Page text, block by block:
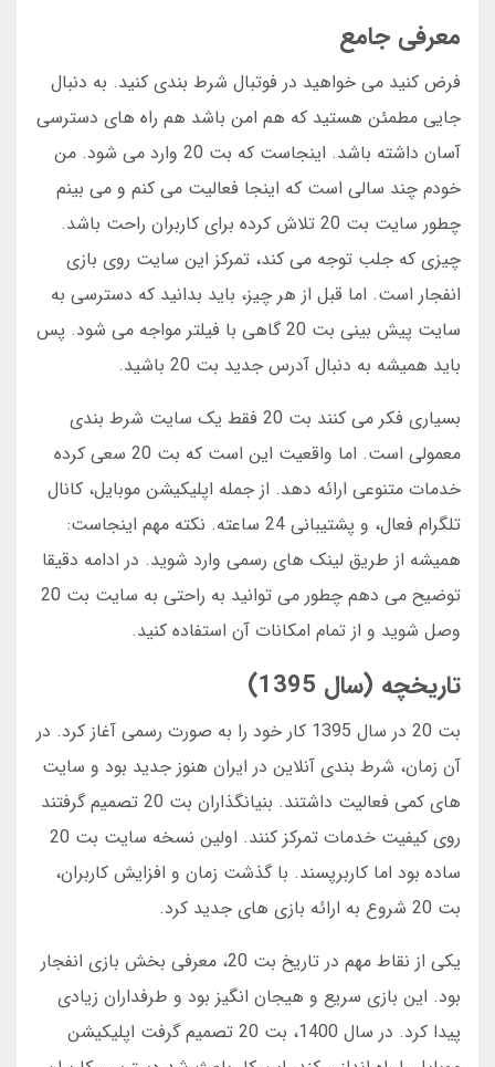
معرفی جامع
فرض کنید می خواهید در فوتبال شرط بندی کنید. به دنبال
جایی مطمئن هستید که هم امن باشد هم راه های دسترسی
آسان داشته باشد. اینجاست که بت 20 وارد می شود. من
خودم چند سالی است که اینجا فعالیت می کنم و می بینم
چطور سایت بت 20 تلاش کرده برای کاربران راحت باشد.
چیزی که جلب توجه می کند، تمرکز این سایت روی بازی
انفجار است. اما قبل از هر چیز، باید بدانید که دسترسی به
سایت پیش بینی بت 20 گاهی با فیلتر مواجه می شود. پس
باید همیشه به دنبال آدرس جدید بت 20 باشید.
بسیاری فکر می کنند بت 20 فقط یک سایت شرط بندی
معمولی است. اما واقعیت این است که بت 20 سعی کرده
خدمات متنوعی ارائه دهد. از جمله اپلیکیشن موبایل، کانال
تلگرام فعال، و پشتیبانی 24 ساعته. نکته مهم اینجاست:
همیشه از طریق لینک های رسمی وارد شوید. در ادامه دقیقا
توضیح می دهم چطور می توانید به راحتی به سایت بت 20
وصل شوید و از تمام امکانات آن استفاده کنید.
تاریخچه (سال 1395)
بت 20 در سال 1395 کار خود را به صورت رسمی آغاز کرد. در
آن زمان، شرط بندی آنلاین در ایران هنوز جدید بود و سایت
های کمی فعالیت داشتند. بنیانگذاران بت 20 تصمیم گرفتند
روی کیفیت خدمات تمرکز کنند. اولین نسخه سایت بت 20
ساده بود اما کاربرپسند. با گذشت زمان و افزایش کاربران،
بت 20 شروع به ارائه بازی های جدید کرد.
یکی از نقاط مهم در تاریخ بت 20، معرفی بخش بازی انفجار
بود. این بازی سریع و هیجان انگیز بود و طرفداران زیادی
پیدا کرد. در سال 1400، بت 20 تصمیم گرفت اپلیکیشن